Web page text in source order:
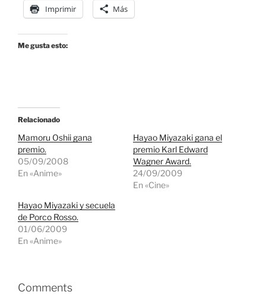
Imprimir Más
Me gusta esto:
Relacionado
Mamoru Oshii gana
premio.
05/09/2008
En «Anime»
Hayao Miyazaki gana el
premio Karl Edward
Wagner Award.
24/09/2009
En «Cine»
Hayao Miyazaki y secuela
de Porco Rosso.
01/06/2009
En «Anime»
Comments